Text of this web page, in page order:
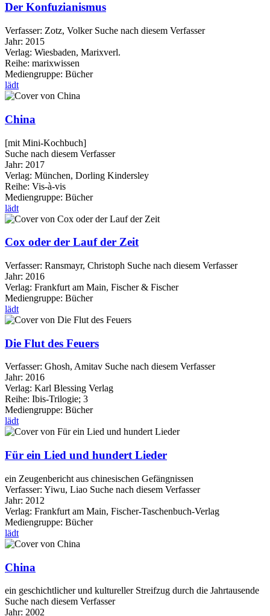
Der Konfuzianismus
Verfasser: Zotz, Volker Suche nach diesem Verfasser
Jahr: 2015
Verlag: Wiesbaden, Marixverl.
Reihe: marixwissen
Mediengruppe: Bücher
lädt
China
[mit Mini-Kochbuch]
Suche nach diesem Verfasser
Jahr: 2017
Verlag: München, Dorling Kindersley
Reihe: Vis-à-vis
Mediengruppe: Bücher
lädt
Cox oder der Lauf der Zeit
Verfasser: Ransmayr, Christoph Suche nach diesem Verfasser
Jahr: 2016
Verlag: Frankfurt am Main, Fischer & Fischer
Mediengruppe: Bücher
lädt
Die Flut des Feuers
Verfasser: Ghosh, Amitav Suche nach diesem Verfasser
Jahr: 2016
Verlag: Karl Blessing Verlag
Reihe: Ibis-Trilogie; 3
Mediengruppe: Bücher
lädt
Für ein Lied und hundert Lieder
ein Zeugenbericht aus chinesischen Gefängnissen
Verfasser: Yiwu, Liao Suche nach diesem Verfasser
Jahr: 2012
Verlag: Frankfurt am Main, Fischer-Taschenbuch-Verlag
Mediengruppe: Bücher
lädt
China
ein geschichtlicher und kultureller Streifzug durch die Jahrtausende
Suche nach diesem Verfasser
Jahr: 2002